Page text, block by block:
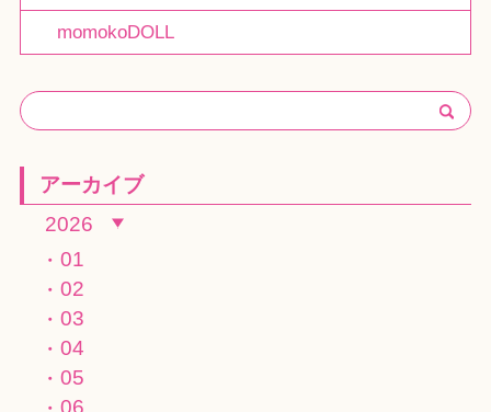
momokoDOLL
アーカイブ
2026
01
02
03
04
05
06